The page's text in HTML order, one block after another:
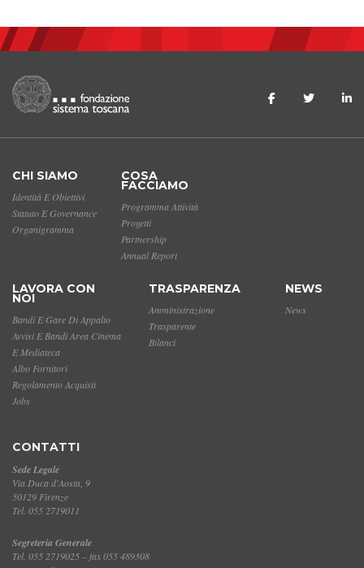
CHI SIAMO
Identità E Obiettivi
Statuto E Governance
Organigramma
COSA
FACCIAMO
Programma Attività
Progetti
Partnership
Annual Report
LAVORA CON
NOI
Bandi E Gare Di Appalto
Avvisi E Bandi Area Cinema
E Mediateca
Albo Fornitori
Regolamento Acquisti
Jobs
TRASPARENZA
Amministrazione
Trasparente
Bilanci
NEWS
News
CONTATTI
Sede Legale
Via Duca d'Aosta, 9
50129 Firenze
Tel. 055 2719011
Segreteria Generale
Tel. 055 2719025 – fax 055 489308